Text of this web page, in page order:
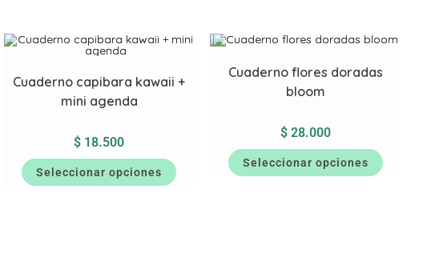
Cuaderno capibara kawaii +
mini agenda
$ 18.500
Seleccionar opciones
Cuaderno flores doradas
bloom
$28.000
Seleccionar opciones